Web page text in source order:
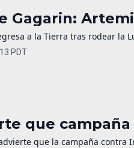
Gagarin:
a la Tierra tras rodear la
PDT
que
que la campaña contra